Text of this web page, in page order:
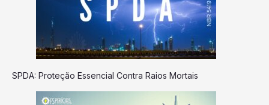
SPDA: Proteção Essencial Contra Raios Mortais